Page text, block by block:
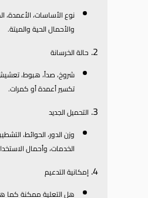
نوع الأساسات، الأعمدة،
والأحمال الحية والميتة.
حالة الخرسانة
شروخ، صدأ، هبوط،
تكسير أعمدة أو كمرات.
التحميل الجديد
وزن الدور، الحوائط،
الخدمات، وأحمال
إمكانية التدعيم
هل التعلية ممكنة كما